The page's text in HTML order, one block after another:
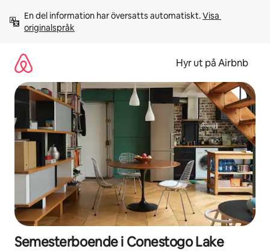
innehåll
En del information har översatts automatiskt. Visa
originalspråk
Hyr ut på Airbnb
Semesterboende i Conestogo Lake